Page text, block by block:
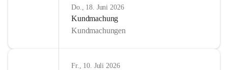
Do., 18. Juni 2026
Kundmachung
Kundmachungen
Fr., 10. Juli 2026